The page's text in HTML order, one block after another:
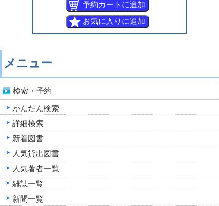
メニュー
検索・予約
かんたん検索
詳細検索
新着図書
人気貸出図書
人気著者一覧
雑誌一覧
新聞一覧